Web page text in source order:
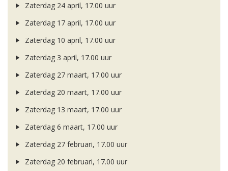
Zaterdag 24 april, 17.00 uur
Zaterdag 17 april, 17.00 uur
Zaterdag 10 april, 17.00 uur
Zaterdag 3 april, 17.00 uur
Zaterdag 27 maart, 17.00 uur
Zaterdag 20 maart, 17.00 uur
Zaterdag 13 maart, 17.00 uur
Zaterdag 6 maart, 17.00 uur
Zaterdag 27 februari, 17.00 uur
Zaterdag 20 februari, 17.00 uur